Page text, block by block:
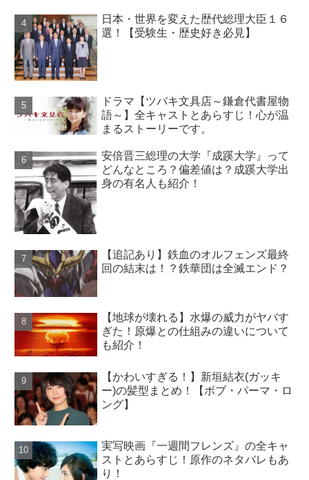
日本・世界を変えた歴代総理大臣１６
選！【受験生・歴史好き必見】
ドラマ【ツバキ文具店～鎌倉代書屋物
語～】全キャストとあらすじ！心が温
まるストーリーです。
安倍晋三総理の大学『成蹊大学』って
どんなところ？偏差値は？成蹊大学出
身の有名人も紹介！
【追記あり】鉄血のオルフェンズ最終
回の結末は！？鉄華団は全滅エンド？
【地球が壊れる】水爆の威力がヤバす
ぎた！原爆との仕組みの違いについて
も紹介！
【かわいすぎる！】新垣結衣(ガッキ
ー)の髪型まとめ！【ボブ・パーマ・ロ
ング】
実写映画『一週間フレンズ』の全キャ
ストとあらすじ！原作のネタバレもあ
り！